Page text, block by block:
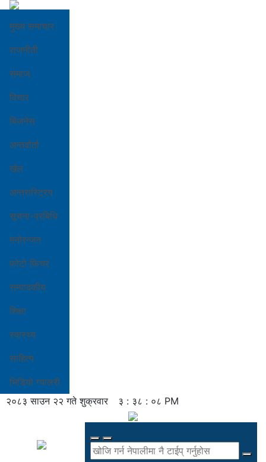
मुख्य समाचार
राजनीती
समाज
विचार
बिजनेस
अन्तर्वार्ता
खेल
अन्तरास्ट्रिय
सूचना-प्रबिधि
मनोरन्जन
फोटो फिचर
सम्पादकीय
शिक्षा
स्वास्थ्य
साहित्य
भिडियो ग्यालरी
२०८३ साउन २२ गते शुक्रवार
३ : ३८ : ०९ PM